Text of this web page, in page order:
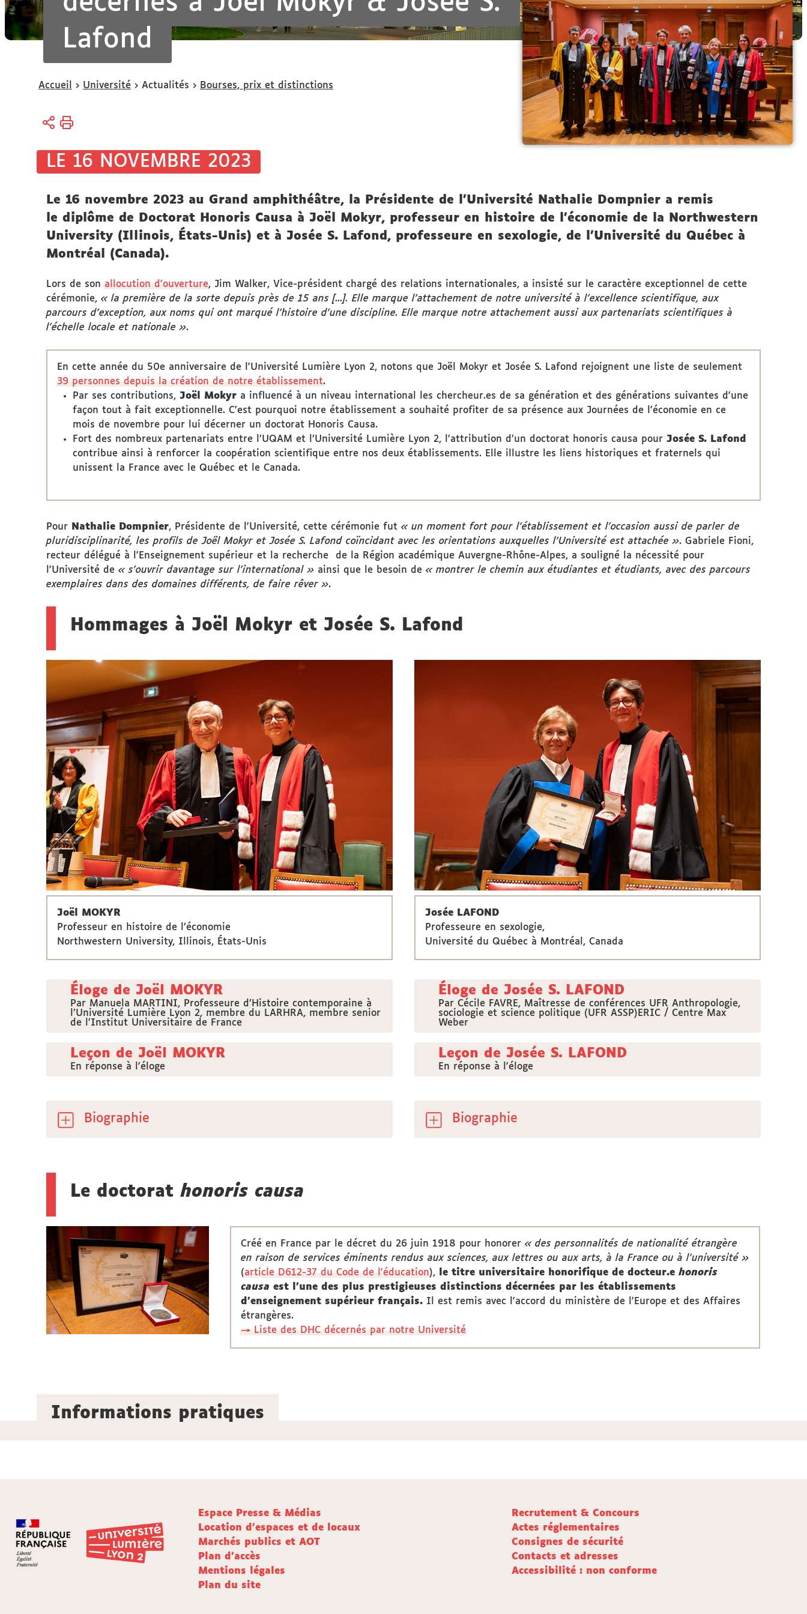
Lafond
Vous
ici :
Accueil Université Actualités Bourses, prix et distinctions
LE 16 NOVEMBRE 2023
Le 16 novembre 2023 au Grand amphithéâtre, la Présidente de l'Université Nathalie Dompnier a remis
le diplôme de Doctorat Honoris Causa à Joël Mokyr, professeur en histoire de l’économie de la Northwestern
University (Illinois, États-Unis) et à Josée S. Lafond, professeure en sexologie, de l'Université du Québec à
Montréal (Canada).
Lors de son allocution d'ouverture, Jim Walker, Vice-président chargé des relations internationales, a insisté sur le caractère exceptionnel de cette
cérémonie, « la première de la sorte depuis près de 15 ans [...]. Elle marque l'attachement de notre université à l'excellence scientifique, aux
parcours d'exception, aux noms qui ont marqué l'histoire d'une discipline. Elle marque notre attachement aussi aux partenariats scientifiques à
l'échelle locale et nationale».
En cette année du 50e anniversaire de l'Université Lumière Lyon 2, notons que Joël Mokyr et Josée S. Lafond rejoignent une liste de seulement
39 personnes depuis la création de notre établissement.
Par ses contributions,Joël Mokyr a influencé à un niveau international les chercheur.es de sa génération et des générations suivantes d'une
façon tout à fait exceptionnelle. C’est pourquoi notre établissement a souhaité profiter de sa présence aux Journées de l'économieen ce
mois de novembre pour lui décerner un doctorat Honoris Causa.
Fort des nombreux partenariats entre l’UQAM et l’Université Lumière Lyon 2, l’attribution d’un doctorat honoris causa pour Josée S. Lafond
contribue ainsi à renforcer la coopération scientifique entre nos deux établissements. Elle illustre les liens historiques et fraternels qui
unissent la France avec le Québec et le Canada.
Pour Nathalie Dompnier, Présidente de l'Université, cette cérémonie fut « un moment fort pour l'établissement et l'occasion aussi de parler de
pluridisciplinarité, les profils de Joël Mokyr et Josée S. Lafond coïncidant avec les orientations auxquelles l'Université est attachée ». Gabriele Fioni,
recteur délégué à l'Enseignement supérieur et la recherche de la Région académique Auvergne-Rhône-Alpes, a souligné la nécessité pour
l'Université de « s'ouvrir davantage sur l'international » ainsi que le besoin de « montrer le chemin aux étudiantes et étudiants, avec des parcours
exemplaires dans des domaines différents, de faire rêver ».
Hommages à Joël Mokyr et Josée S. Lafond
Joël MOKYR
Professeur en histoire de l’économie
Northwestern University, Illinois, États-Unis
Éloge de Joël MOKYR
Par Manuela MARTINI, Professeure d’Histoire contemporaine à
l’Université Lumière Lyon 2, membre du LARHRA, membre senior
de l’Institut Universitaire de France
Leçon de Joël MOKYR
En réponse à l'éloge
Biographie
Josée LAFOND
Professeure en sexologie,
Université du Québec à Montréal, Canada
Éloge de Josée S. LAFOND
Par Cécile FAVRE, Maîtresse de conférences UFR Anthropologie,
sociologie et science politique (UFR ASSP)ERIC / Centre Max
Weber
Leçon de Josée S. LAFOND
En réponse à l'éloge
Biographie
Le doctorat honoris causa
Créé en France par le décret du 26 juin 1918 pour honorer« des personnalités de nationalité étrangère
en raison de services éminents rendus aux sciences, aux lettres ou aux arts, à la France ou à l’université »
(article D612-37 du Code de l'éducation), le titre universitaire honorifique de docteur.ehonoris
causa est l'une des plus prestigieuses distinctions décernées par les établissements
d’enseignement supérieur français. Il est remis avec l'accord du ministère de l'Europe et des Affaires
étrangères.
→ Liste des DHC décernés par notre Université
Informations pratiques
Espace Presse & Médias
Recrutement & Concours
Location d'espaces et de locaux
Actes réglementaires
Marchés publics et AOT
Consignes de sécurité
Plan d'accès
Contacts et adresses
Mentions légales
Accessibilité : non conforme
Plan du site